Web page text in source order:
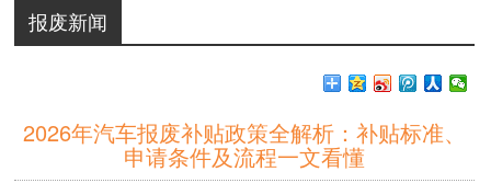
报废新闻
2026年汽车报废补贴政策全解析：补贴标准、
申请条件及流程一文看懂